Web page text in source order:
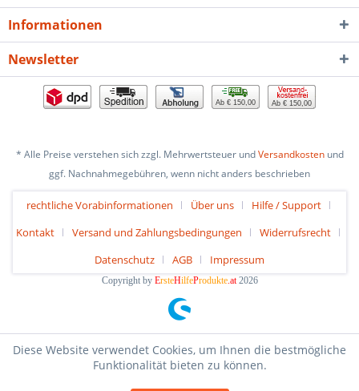
Informationen
Newsletter
Ab € 150,00 Ab € 150,00
* Alle Preise verstehen sich zzgl. Mehrwertsteuer undVersandkostenund
ggf. Nachnahmegebühren, wenn nicht anders beschrieben
rechtliche Vorabinformationen Über uns
Hilfe / Support
Kontakt
Versand und Zahlungsbedingungen
Widerrufsrecht
Datenschutz
AGB Impressum
Copyright by ErsteHilfeProdukte.at2026
Diese Website verwendet Cookies, um Ihnen die bestmögliche
Funktionalität bieten zu können.